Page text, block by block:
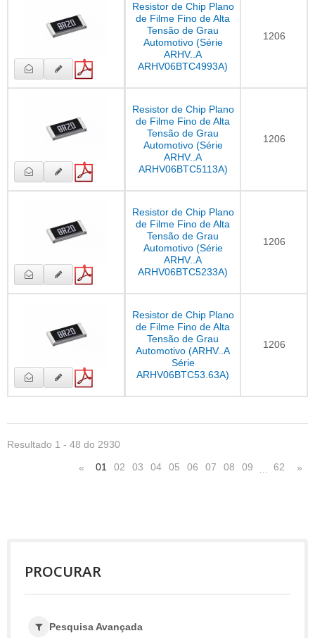
Resistor de Chip Plano
de Filme Fino de Alta
Tensão de Grau
Automotivo (Série
ARHV..A
ARHV06BTC4993A)
1206
Resistor de Chip Plano
de Filme Fino de Alta
Tensão de Grau
Automotivo (Série
ARHV..A
ARHV06BTC5113A)
1206
Resistor de Chip Plano
de Filme Fino de Alta
Tensão de Grau
Automotivo (Série
ARHV..A
ARHV06BTC5233A)
1206
Resistor de Chip Plano
de Filme Fino de Alta
Tensão de Grau
Automotivo (ARHV..A
Série
ARHV06BTC53.63A)
1206
Resultado 1 - 48 do 2930
« 01 02 03 04 05 06 07 08 09 … 62 »
PROCURAR
Pesquisa Avançada